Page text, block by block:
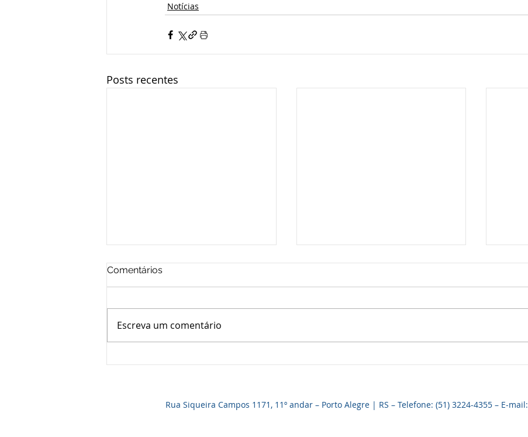
Notícias
Posts recentes
Comentários
Escreva um comentário
Rua Siqueira Campos 1171, 11º andar – Porto Alegre | RS – Telefone: (51) 3224-4355 – E-mail: